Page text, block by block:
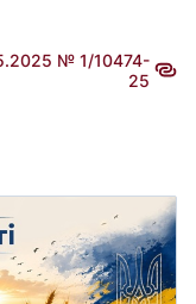
№ 1/10474-
25